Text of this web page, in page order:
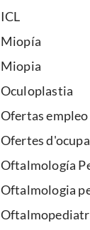
ICL
Miopía
Miopia
Oculoplastia
Ofertas empleo
Ofertes
Oftalmología
Oftalmologia